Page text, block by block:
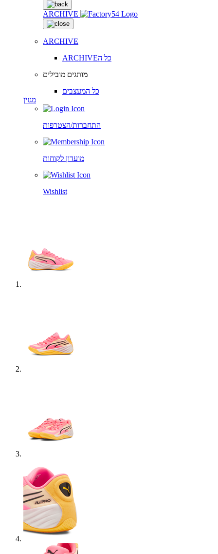
ARCHIVE
ARCHIVE
ARCHIVEכל ה
מותגים מובילים
כל המעצבים
מגזין
התחברות/הצטרפות
מועדון לקוחות
Wishlist